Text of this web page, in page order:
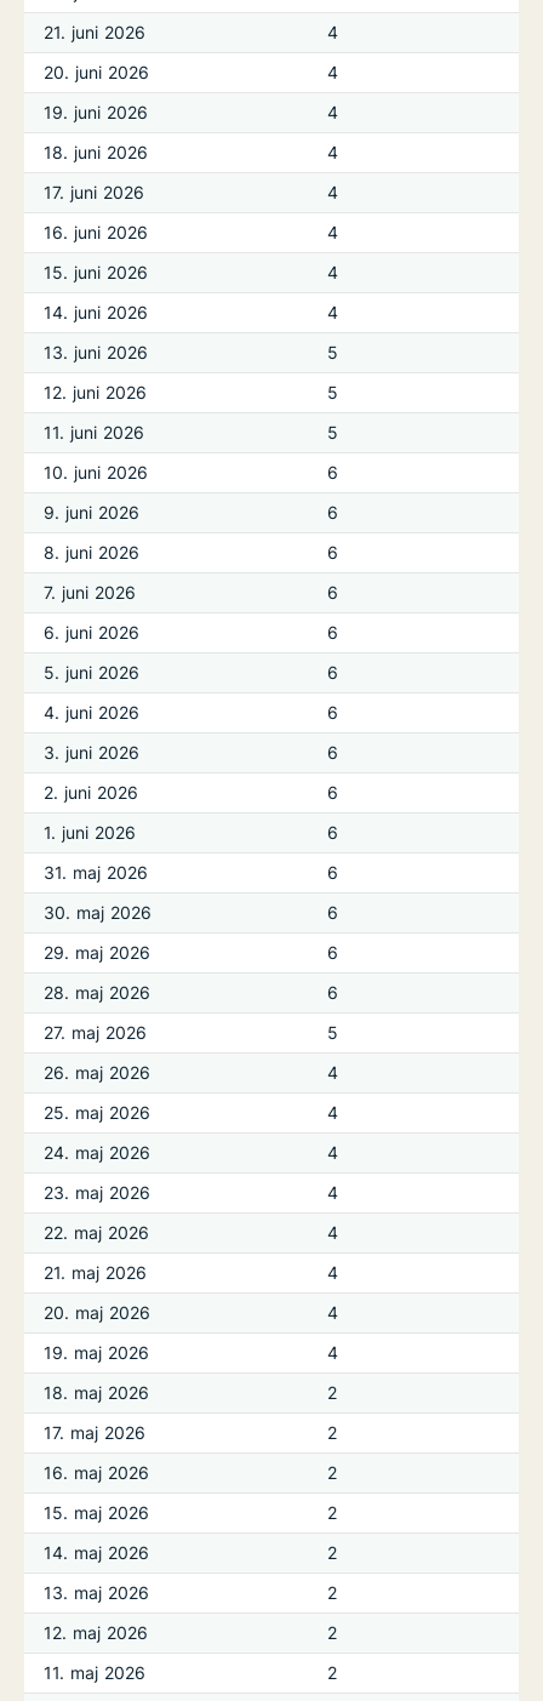
21. juni 2026
4
20. juni 2026
4
19. juni 2026
4
18. juni 2026
4
17. juni 2026
4
16. juni 2026
4
15. juni 2026
4
14. juni 2026
4
13. juni 2026
5
12. juni 2026
5
11. juni 2026
5
10. juni 2026
6
9. juni 2026
6
8. juni 2026
6
7. juni 2026
6
6. juni 2026
6
5. juni 2026
6
4. juni 2026
6
3. juni 2026
6
2. juni 2026
6
1. juni 2026
6
31. maj 2026
6
30. maj 2026
6
29. maj 2026
6
28. maj 2026
6
27. maj 2026
5
26. maj 2026
4
25. maj 2026
4
24. maj 2026
4
23. maj 2026
4
22. maj 2026
4
21. maj 2026
4
20. maj 2026
4
19. maj 2026
4
18. maj 2026
2
17. maj 2026
2
16. maj 2026
2
15. maj 2026
2
14. maj 2026
2
13. maj 2026
2
12. maj 2026
2
11. maj 2026
2